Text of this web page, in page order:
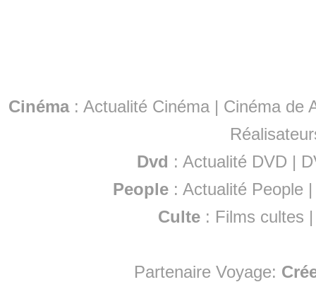
Cinéma: Actualité Cinéma | Cinéma de
Dvd : Actualité DVD |
People :Actualité People
Culte : Films cultes
Partenaire Voyage: